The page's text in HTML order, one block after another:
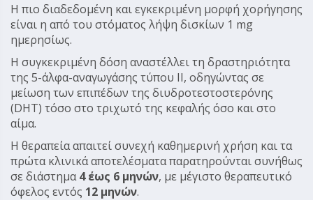
Η πιο διαδεδομένη και εγκεκριμένη μορφή χορήγησης
είναι η από του στόματος λήψη δισκίων 1 mg
ημερησίως.
Η συγκεκριμένη δόση αναστέλλει τη δραστηριότητα
της 5-άλφα-αναγωγάσης τύπου II, οδηγώντας σε
μείωση των επιπέδων της διυδροτεστοστερόνης
(DHT) τόσο στο τριχωτό της κεφαλής όσο και στο
αίμα.
Η θεραπεία απαιτεί συνεχή καθημερινή χρήση και τα
πρώτα κλινικά αποτελέσματα παρατηρούνται συνήθως
σε διάστημα4 έως 6 μηνών, με μέγιστο θεραπευτικό
όφελος εντός 12 μηνών.